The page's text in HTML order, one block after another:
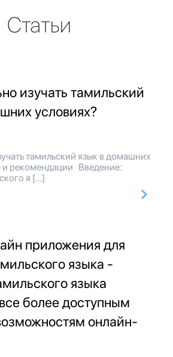
Статьи
изучать тамильский
условиях?
тамильский язык в домашних
и рекомендации Введение:
я […]
приложения для
языка -
языка
более доступным
онлайн-